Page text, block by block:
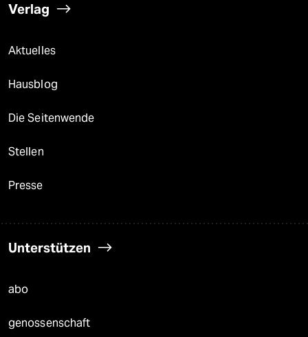
Verlag
Aktuelles
Hausblog
Die Seitenwende
Stellen
Presse
Unterstützen
abo
genossenschaft